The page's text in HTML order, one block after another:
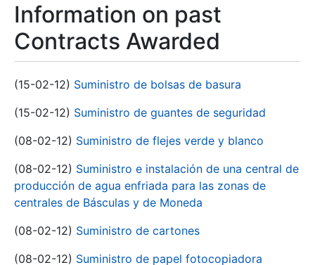
Information on past
Contracts Awarded
(15-02-12) Suministro de bolsas de basura
(15-02-12) Suministro de guantes de seguridad
(08-02-12) Suministro de flejes verde y blanco
(08-02-12) Suministro e instalación de una central de
producción de agua enfriada para las zonas de
centrales de Básculas y de Moneda
(08-02-12) Suministro de cartones
(08-02-12) Suministro de papel fotocopiadora